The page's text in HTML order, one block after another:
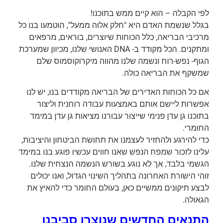
לפי הקבלה – הוא קיים ממש בתוכנו!
בגלל שנשמת האדם היא "חלק אלוה ממעל", הוטמעו בנו כל
מרכיבי הבריאה, כלל הכוחות שיוצרים, בוראים, מרפאים
ומתקנים. הכל מקודד ב- DNA האנושי שלנו, מכיוון שמערכת
הגוף- נפש-רוח ונשמה שלנו מהווה מיקרוקוסמוס שלם
שמשקף את הבריאה כולה.
אם כל הכוחות האדירים של הבריאה מקודדים בנו, יש לנו
אפשרות ליישם אותם באמצעות עבודה רוחנית וליצור
בתוכנו גן עדן פנימי שייצור עבורנו מציאות גן עדן במימד
החומרי.
כדי להירגע ולהחזיר לעצמנו את תחושת הביטחון והיציבות,
עלינו לזכור שמפח הנפש שאנו חווים עכשיו פוגע בנו במימד
הגשמי בלבד, אך לא נוגע בשורש הנשמה הנצחית שלנו.
זוהי הישורת האחרונה בתהליך השינוי הגדול, ואנו יכולים
לבצע תיקונים ממשיים כאן, בעולם החומר כדי להאיץ את
הגאולה.
התנאים החדשים שנוצרו סביבנו